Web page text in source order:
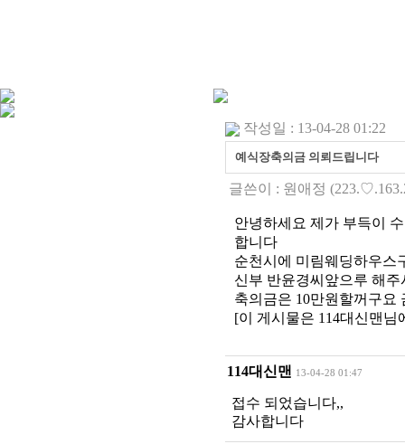
작성일 : 13-04-28 01:22
예식장축의금 의뢰드립니다
글쓴이 : 원애정
안녕하세요 제가 부득이
합니다
순천시에 미림웨딩하우스
신부 반윤경씨앞으루 해주
축의금은 10만원할꺼구요
[이 게시물은 114대신맨님
114대신맨 13-04-28 01:47
접수 되었습니다,,
감사합니다